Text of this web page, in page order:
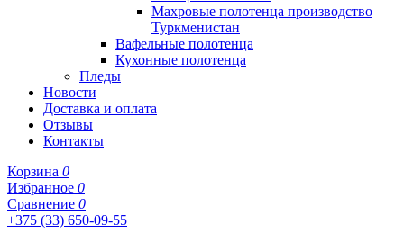
Махровые полотенца производство
Туркменистан
Вафельные полотенца
Кухонные полотенца
Пледы
Новости
Доставка и оплата
Отзывы
Контакты
Корзина 0
Избранное 0
Сравнение 0
+375 (33) 650-09-55